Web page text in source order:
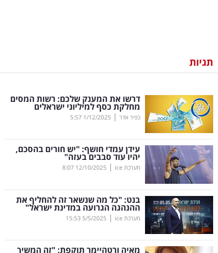
וצרכנות
דיגיטל
וטק
שיווק
ופרסום
משפט
מדדים
ומחקרים
דעות
תגיות
דרשו את המענק שלכם: רשות המסים
מחלקת כסף למיליוני ישראלים
כפיר אדר |
1/12/2025
5:57
עידן עמדי חושף: "יש חורים בהסכם,
יהיו עוד סבבים בעזה"
מערכת ice |
12/10/2025
8:07
בנט: "כל מה שנשאר זה להחליף את
ההנהגה הגרועה במדינת ישראל"
מערכת ice |
5/5/2025
15:53
מאיה ורטהיימר תוקפת: "זה המשיך